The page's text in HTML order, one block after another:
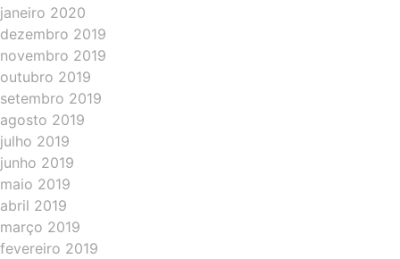
janeiro 2020
dezembro 2019
novembro 2019
outubro 2019
setembro 2019
agosto 2019
julho 2019
junho 2019
maio 2019
abril 2019
março 2019
fevereiro 2019